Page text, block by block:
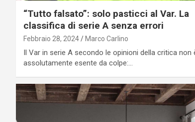
“Tutto falsato”: solo pasticci al Var. La
classifica di serie A senza errori
Febbraio 28, 2024 Marco Carlino
Il Var in serie A secondo le opinioni della critica non
assolutamente esente da colpe:…